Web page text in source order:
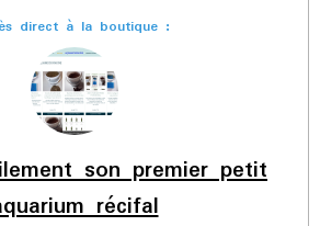
direct à la boutique :
son premier petit
récifal